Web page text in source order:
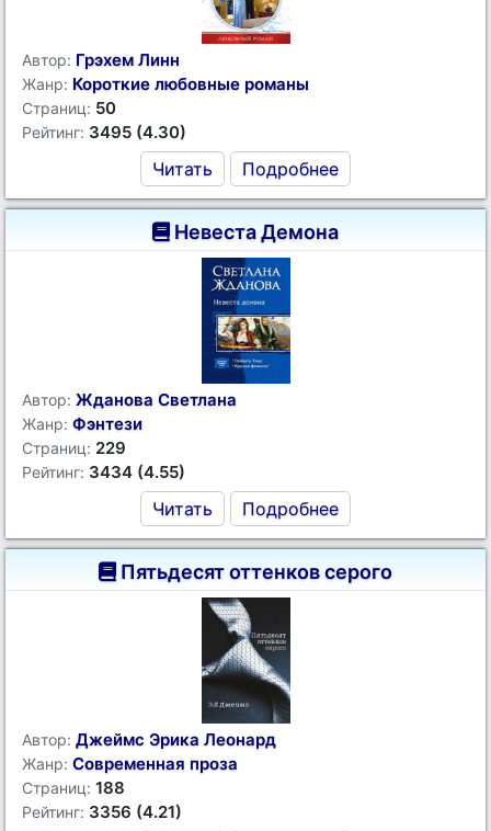
Автор: Грэхем Линн
Жанр: Короткие любовные романы
Страниц: 50
Рейтинг: 3495 (4.30)
Читать Подробнее
Невеста Демона
Автор: Жданова Светлана
Жанр: Фэнтези
Страниц: 229
Рейтинг: 3434 (4.55)
Читать Подробнее
Пятьдесят оттенков серого
Автор: Джеймс Эрика Леонард
Жанр: Современная проза
Страниц: 188
Рейтинг: 3356 (4.21)